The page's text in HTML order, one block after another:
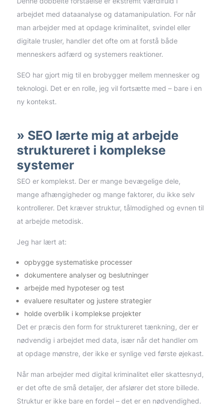
arbejdet med dataanalyse og datamanipulation. For når
man arbejder med at opdage kriminalitet, svindel eller
digitale trusler, handler det ofte om at forstå både
menneskers adfærd og systemers reaktioner.
SEO har gjort mig til en brobygger mellem mennesker og
teknologi. Det er en rolle, jeg vil fortsætte med – bare i en
ny kontekst.
SEO lærte mig at arbejde
struktureret i komplekse
systemer
SEO er komplekst. Der er mange bevægelige dele,
mange afhængigheder og mange faktorer, du ikke selv
kontrollerer. Det kræver struktur, tålmodighed og evnen til
at arbejde metodisk.
Jeg har lært at:
opbygge systematiske processer
dokumentere analyser og beslutninger
arbejde med hypoteser og test
evaluere resultater og justere strategier
holde overblik i komplekse projekter
Det er præcis den form for struktureret tænkning, der er
nødvendig i arbejdet med data, især når det handler om
at opdage mønstre, der ikke er synlige ved første øjekast.
Når man arbejder med digital kriminalitet eller skattesnyd,
er det ofte de små detaljer, der afslører det store billede.
Struktur er ikke bare en fordel – det er en nødvendighed.